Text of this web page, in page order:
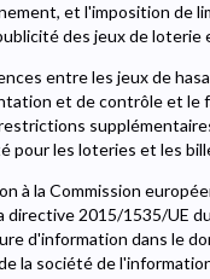
et l'imposition de
des jeux de
entre les jeux de
et de contrôle et
pour les loteries et les
à la Commission
directive 2015/1535/UE
d'information dans le
la société de